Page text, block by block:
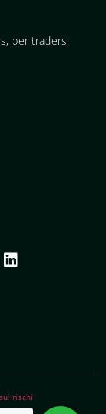
per traders!
rischi